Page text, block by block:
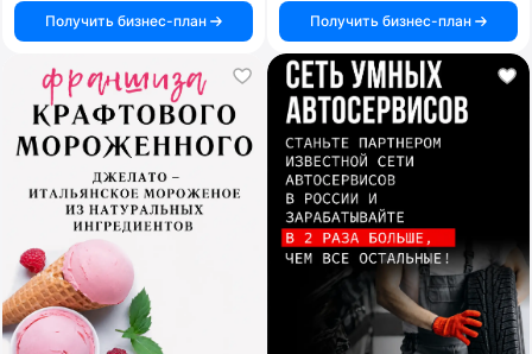
Получить бизнес-план
Получить бизнес-план